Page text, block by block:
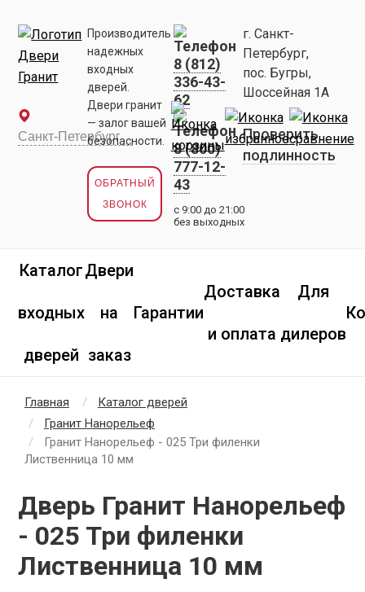
Производитель
надежных
входных
дверей.
Двери гранит
— залог вашей
безопасности.
ОБРАТНЫЙ
ЗВОНОК
8 (812)
336-43-
62
8 (800)
777-12-
43
с 9:00 до 21:00
без выходных
г. Санкт-
Петербург,
пос. Бугры,
Шоссейная 1А
Проверить
подлинность
Каталог
входных
дверей
Двери
на
заказ
Гарантии
Доставка
и оплата
Для
дилеров
Главная
Каталог дверей
Гранит Нанорельеф
Гранит Нанорельеф - 025 Три филенки
Лиственница 10 мм
Дверь Гранит Нанорельеф
- 025 Три филенки
Лиственница 10 мм